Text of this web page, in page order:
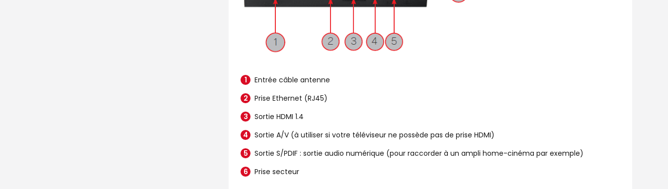
Entrée câble antenne
Prise Ethernet (RJ45)
Sortie HDMI 1.4
Sortie A/V (à utiliser si votre téléviseur ne possède pas de prise HDMI)
Sortie S/PDIF : sortie audio numérique (pour raccorder à un ampli home-cinéma par exemple)
Prise secteur